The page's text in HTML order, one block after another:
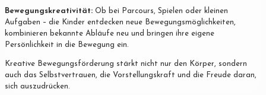
Bewegungskreativität: Ob bei Parcours, Spielen oder kleinen
Aufgaben – die Kinder entdecken neue Bewegungsmöglichkeiten,
kombinieren bekannte Abläufe neu und bringen ihre eigene
Persönlichkeit in die Bewegung ein.
Kreative Bewegungsförderung stärkt nicht nur den Körper, sondern
auch das Selbstvertrauen, die Vorstellungskraft und die Freude daran,
sich auszudrücken.